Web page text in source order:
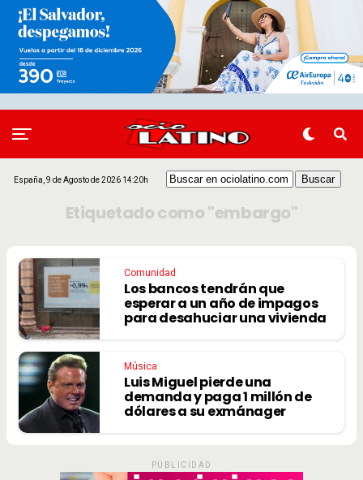
España, 9 de Agosto de 2026 14:20h
Etiquetado como "embargo"
Comunidad
Los bancos tendrán que
esperar a un año de impagos
para desahuciar una vivienda
Música
Luis Miguel pierde una
demanda y paga 1 millón de
dólares a su exmánager
PUBLICIDAD